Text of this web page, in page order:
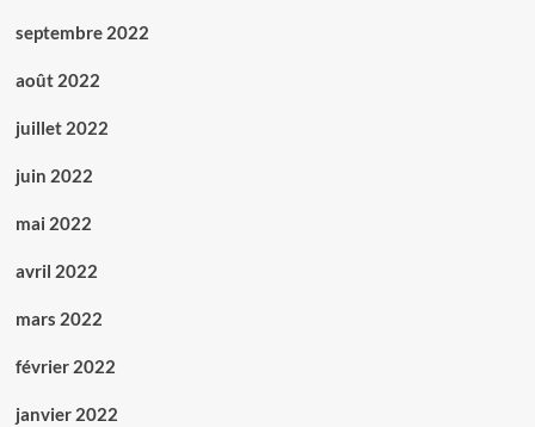
septembre 2022
août 2022
juillet 2022
juin 2022
mai 2022
avril 2022
mars 2022
février 2022
janvier 2022